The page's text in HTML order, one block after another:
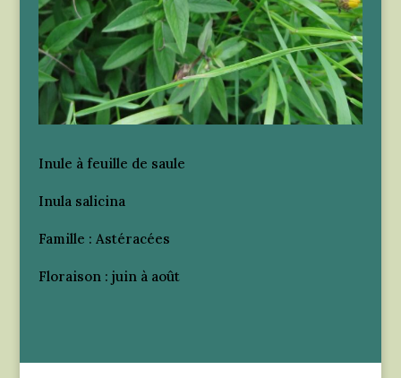
Inule à feuille de saule
Inula salicina
Famille : Astéracées
Floraison : juin à août